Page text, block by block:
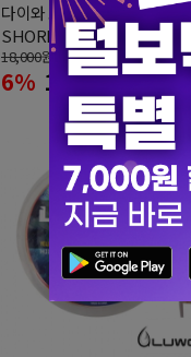
다이와 쇼어캐스트 나일론
SHORECAST
18,000원
6% 17,000원